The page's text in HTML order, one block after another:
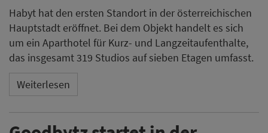
Habyt hat den ersten Standort in der österreichischen
Hauptstadt eröffnet. Bei dem Objekt handelt es sich
um ein Aparthotel für Kurz- und Langzeitaufenthalte,
das insgesamt 319 Studios auf sieben Etagen umfasst.
Weiterlesen